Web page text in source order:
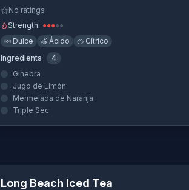
No ratings
Strength: ●●●●●
🍬 Dulce 🍏 Ácido 🍊 Cítrico
Ingredients
4
Ginebra
Jugo de Limón
Mermelada de Naranja
Triple Sec
Long Beach Iced Tea